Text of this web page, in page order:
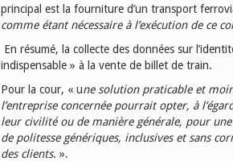
principal est la fourniture d’un transport
comme étant nécessaire à l’exécution de ce
En résumé, la collecte des données sur
indispensable » à la vente de billet de train.
Pour la cour, « une solution praticable et
l’entreprise concernée pourrait opter, à
leur civilité ou de manière générale, pour
de politesse génériques, inclusives et sans
des clients. ».